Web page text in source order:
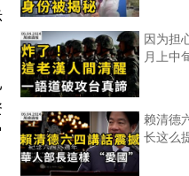
因为担
月上中
赖清德
长这么